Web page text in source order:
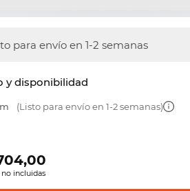
para envío en 1-2 semanas
y disponibilidad
(Listo para envío en 1-2 semanas)
no incluidas